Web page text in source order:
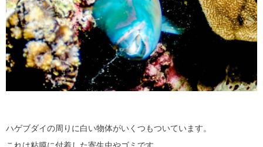
ハゲブダイの周りに白い物体がいくつもついています。